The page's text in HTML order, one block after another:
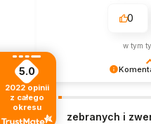
Twoje słowa wiele dla
starań, by każda kolejna
0
w tym
zebranych i
5.0
2022 opinii
z całego
okresu